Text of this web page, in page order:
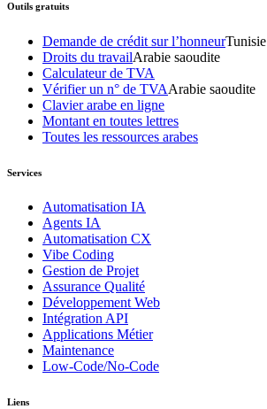
Outils gratuits
Demande de crédit sur l’honneurTunisie
Droits du travailArabie saoudite
Calculateur de TVA
Vérifier un n° de TVAArabie saoudite
Clavier arabe en ligne
Montant en toutes lettres
Toutes les ressources arabes
Services
Automatisation IA
Agents IA
Automatisation CX
Vibe Coding
Gestion de Projet
Assurance Qualité
Développement Web
Intégration API
Applications Métier
Maintenance
Low-Code/No-Code
Liens